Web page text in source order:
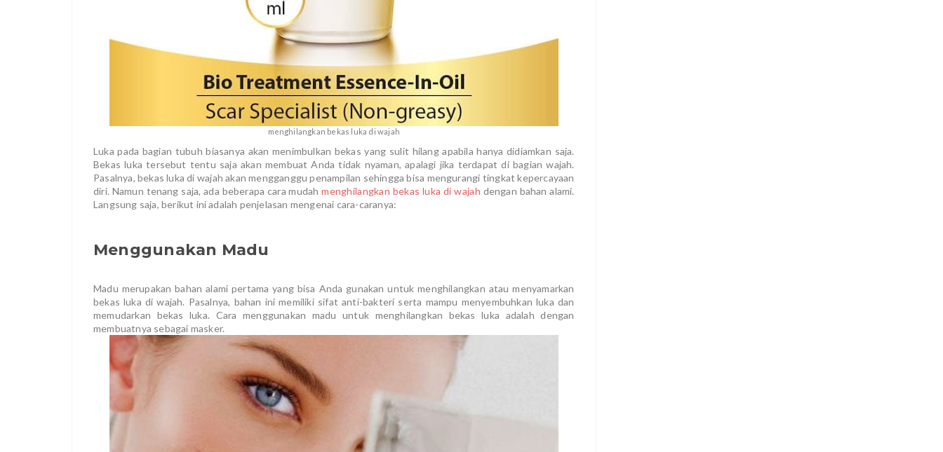
menghilangkan bekas luka di wajah
Luka pada bagian tubuh biasanya akan menimbulkan bekas yang sulit hilang apabila hanya didiamkan saja.
Bekas luka tersebut tentu saja akan membuat Anda tidak nyaman, apalagi jika terdapat di bagian wajah.
Pasalnya, bekas luka di wajah akan mengganggu penampilan sehingga bisa mengurangi tingkat kepercayaan
diri. Namun tenang saja, ada beberapa cara mudahmenghilangkan bekas luka di wajah dengan bahan alami.
Langsung saja, berikut ini adalah penjelasan mengenai cara-caranya:
Menggunakan Madu
Madu merupakan bahan alami pertama yang bisa Anda gunakan untuk menghilangkan atau menyamarkan
bekas luka di wajah. Pasalnya, bahan ini memiliki sifat anti-bakteri serta mampu menyembuhkan luka dan
memudarkan bekas luka. Cara menggunakan madu untuk menghilangkan bekas luka adalah dengan
membuatnya sebagai masker.